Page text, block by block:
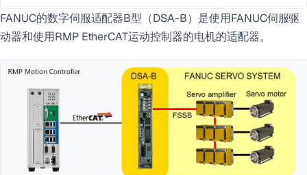
FANUC的数字伺服适配器B型（DSA-B）是使用FANUC伺服驱
动器和使用RMP EtherCAT运动控制器的电机的适配器。